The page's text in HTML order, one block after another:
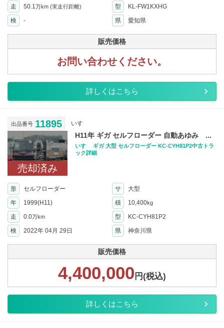
走 50.1 万km (実走行距離) 型
KL-FW1KXHG
検
- 県 愛知県
販売価格
お問い合わせください。
詳しくはこちら
出品番号 11895 いすゞ
売却済み
H11年 ギガ セルフローダー 自動あゆみ ...
いすゞ ギガ 大型 セルフローダー KC-CYH81P2中古トラ
ック詳細
形 セルフローダー サ
大型
年
1999(H11) 積 10,400kg
走 0.0万km 型
KC-CYH81P2
検
2022年 04月 29日 県 神奈川県
販売価格
4,400,000 円(税込)
詳しくはこちら